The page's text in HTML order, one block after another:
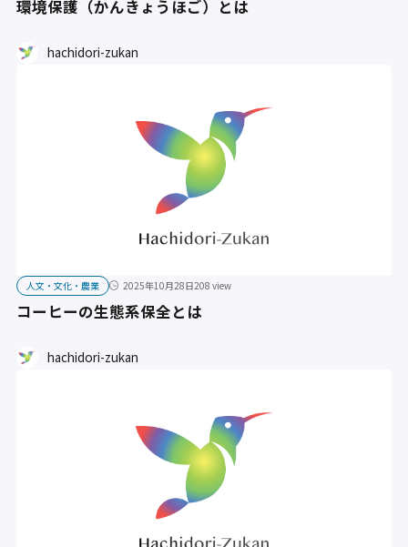
環境保護（かんきょうほご）とは
hachidori-zukan
人文・文化・農業 2025年10月28日208 view
コーヒーの生態系保全とは
hachidori-zukan